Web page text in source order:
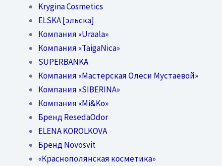
Krygina Cosmetics
ELSKA [эльска]
Компания «Uraala»
Компания «TaigaNica»
SUPERBANKA
Компания «Мастерская Олеси Мустаевой»
Компания «SIBERINA»
Компания «Mi&Ko»
Бренд ResedaOdor
ELENA KOROLKOVA
Бренд Novosvit
«Краснополянская косметика»